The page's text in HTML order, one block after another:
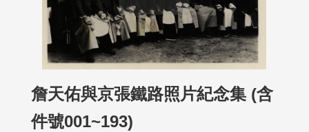
詹天佑與京張鐵路照片紀念集 (含
件號001~193)